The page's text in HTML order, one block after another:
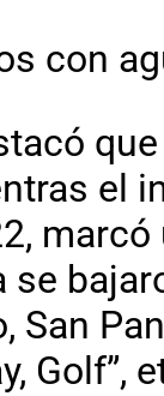
con
el
se
San
Golf”,